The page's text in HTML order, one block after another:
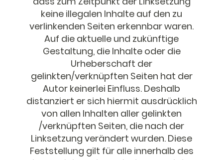
keine illegalen Inhalte auf den zu
verlinkenden Seiten erkennbar waren.
Auf die aktuelle und zukünftige
Gestaltung, die Inhalte oder die
Urheberschaft der
gelinkten/verknüpften Seiten hat der
Autor keinerlei Einfluss. Deshalb
distanziert er sich hiermit ausdrücklich
von allen Inhalten aller gelinkten
/verknüpften Seiten, die nach der
Linksetzung verändert wurden. Diese
Feststellung gilt für alle innerhalb des